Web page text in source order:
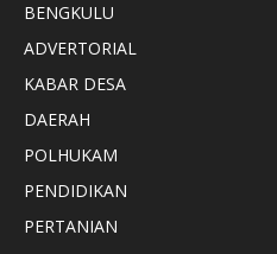
BENGKULU
ADVERTORIAL
KABAR DESA
DAERAH
POLHUKAM
PENDIDIKAN
PERTANIAN